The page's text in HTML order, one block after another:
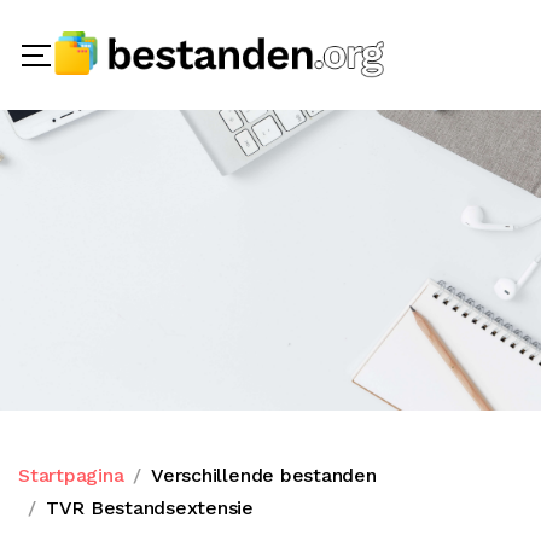
Startpagina
Verschillende bestanden
TVR Bestandsextensie